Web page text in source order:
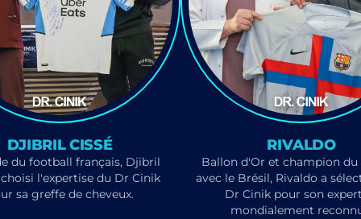
DJIBRIL CISSÉ
du football français, Djibril
choisi l'expertise du Dr Cinik
sa greffe de cheveux.
RIVALDO
Ballon d'Or et champion
avec le Brésil, Rivaldo a
Dr Cinik pour son
mondialement